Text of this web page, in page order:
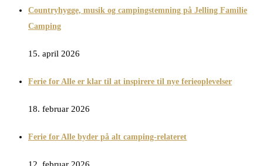
Countryhygge, musik og campingstemning på Jelling Familie
Camping
15. april 2026
Ferie for Alle er klar til at inspirere til nye ferieoplevelser
18. februar 2026
Ferie for Alle byder på alt camping-relateret